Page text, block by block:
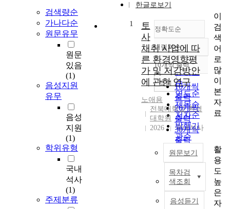
검색량순
가나다순
원문유무
원문
있음
(1)
음성지원
유무
음성
지원
(1)
학위유형
국내
석사
(1)
주제분류
한글로보기
정확도순
정확도
순
인기도
순
연도순
제목순
저자순
발행기
관순
내림차순
내림차순
10개씩 출력
10개씩
출력
20개씩
출력
30개씩
출력
50개씩
출력
100개씩
출력
조회
1
토
사
채취 사업에 따
른 환경영향평
가 및 저감방안
에 관한 연구
노애용
전북대학교 환경
대학원
2026
국내석사
원문보기
목차검
색조회
음성듣기
이
검
색
어
로
많
이
본
자
료
활
용
도
높
은
자